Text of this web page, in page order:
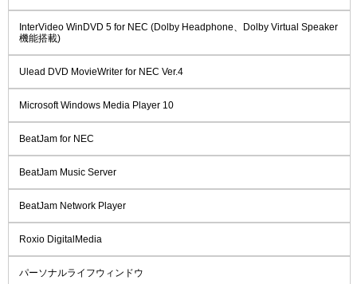
InterVideo WinDVD 5 for NEC (Dolby Headphone、Dolby Virtual Speaker
機能搭載)
Ulead DVD MovieWriter for NEC Ver.4
Microsoft Windows Media Player 10
BeatJam for NEC
BeatJam Music Server
BeatJam Network Player
Roxio DigitalMedia
パーソナルライフウィンドウ